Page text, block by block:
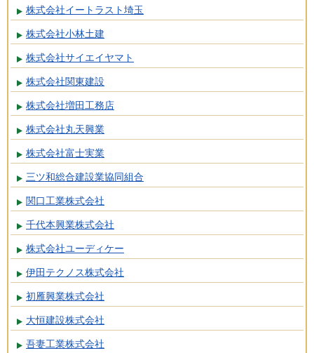
株式会社イートラスト埼玉
株式会社小林土建
株式会社サイエイヤマト
株式会社関東建設
株式会社増田工務店
株式会社丸天興業
株式会社富士実業
三ツ和総合建設業協同組合
関口工業株式会社
千代本興業株式会社
株式会社ユーディケー
伊田テクノス株式会社
初雁興業株式会社
大恒建設株式会社
吾妻工業株式会社